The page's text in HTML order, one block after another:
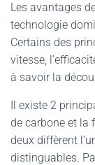
Les avantages
technologie
Certains des
vitesse,
à savoir la
Il existe 2
de carbone et la
deux diffèrent
distinguables.